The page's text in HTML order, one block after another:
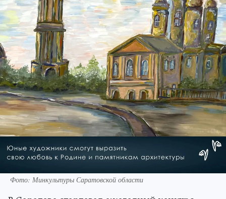
Фото: Минкультуры Саратовской области